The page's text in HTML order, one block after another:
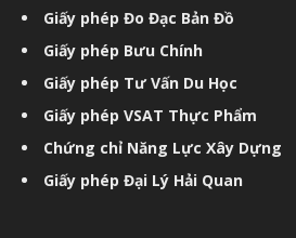
Giấy phép Đo Đạc Bản Đồ
Giấy phép Bưu Chính
Giấy phép Tư Vấn Du Học
Giấy phép VSAT Thực Phẩm
Chứng chỉ Năng Lực Xây Dựng
Giấy phép Đại Lý Hải Quan